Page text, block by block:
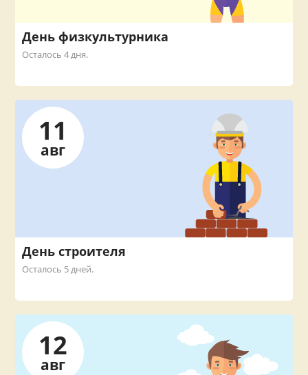
День физкультурника
Осталось 4 дня.
11
авг
День строителя
Осталось 5 дней.
12
авг